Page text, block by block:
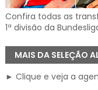
Confira todas as
1ª divisão da
MAIS DA SELEÇÃO
► Clique e veja a